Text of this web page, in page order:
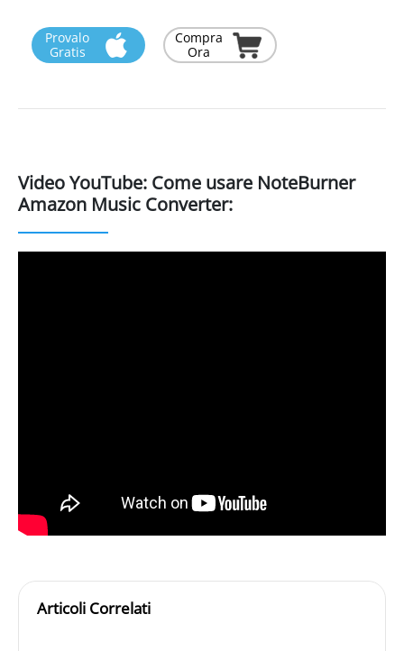
Provalo
Gratis
Compra
Ora
Video YouTube: Come usare NoteBurner
Amazon Music Converter:
Articoli Correlati